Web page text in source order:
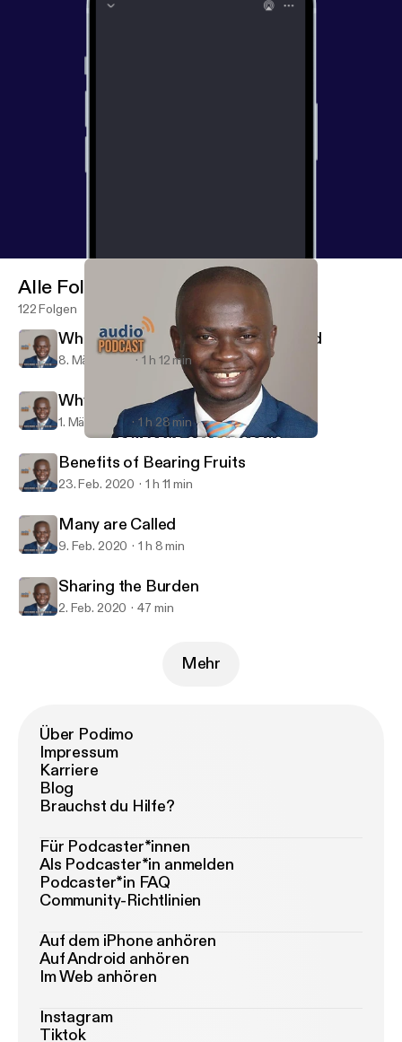
Qodesh Hartford
Alle Folgen
122 Folgen
What it Means to Have no Shepherd
8. März 2020 1 h 12 min
Why People Don't Use Their Talents
1. März 2020 1 h 28 min
Benefits of Bearing Fruits
23. Feb. 2020 1 h 11 min
Many are Called
9. Feb. 2020 1 h 8 min
Sharing the Burden
2. Feb. 2020 47 min
Mehr
Über Podimo
Impressum
Karriere
Blog
Brauchst du Hilfe?
Für Podcaster*innen
Als Podcaster*in anmelden
Podcaster*in FAQ
Community-Richtlinien
Auf dem iPhone anhören
Auf Android anhören
Im Web anhören
Instagram
Tiktok